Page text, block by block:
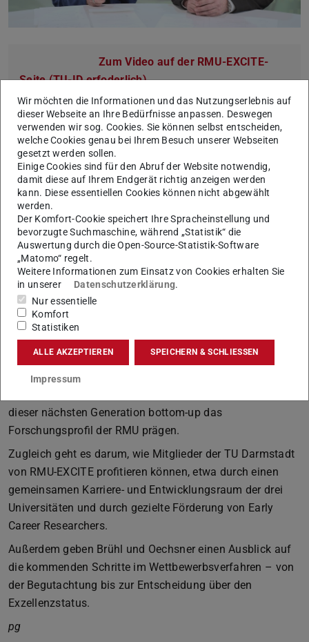
Zum Video auf der RMU-EXCITE-
Seite (TU-ID erfoderlich)
RMU-EXCITE ist der Titel des gemeinsamen Antrags von
TU Darmstadt, Goethe-Universität Frankfurt und
Johannes Gutenberg-Universität Mainz im Wettbewerb
um den Status eines Exzellenzuniversitätsverbundes.
Hinter dem Namen stehen drei Leitbegriffe: Excellence,
Collaborative und Transformative – exzellente Forschung,
enge Zusammenarbeit und ein klarer Anspruch, zur
Bewältigung großer gesellschaftlicher Transformationen
beizutragen.
Im Dialog erklären Brühl und Oechsner, warum exzellente
Disziplinarität die Voraussetzung für starke
interdisziplinäre Forschung ist und welche zentrale Rolle
dabei die „Next Generation“ spielt, von
Wissenschaftler:innen in frühen Karrierephasen bis hin zu
dieser nächsten Generation bottom-up das
Forschungsprofil der RMU prägen.
Zugleich geht es darum, wie Mitglieder der TU Darmstadt
von RMU-EXCITE profitieren können, etwa durch einen
gemeinsamen Karriere- und Entwicklungsraum der drei
Universitäten und durch gezielte Förderung von Early
Career Researchers.
Außerdem geben Brühl und Oechsner einen Ausblick auf
die kommenden Schritte im Wettbewerbsverfahren – von
der Begutachtung bis zur Entscheidung über den
Exzellenzstatus.
pg
Wir möchten die Informationen und das Nutzungserlebnis auf
dieser Webseite an Ihre Bedürfnisse anpassen. Deswegen
verwenden wir sog. Cookies. Sie können selbst entscheiden,
welche Cookies genau bei Ihrem Besuch unserer Webseiten
gesetzt werden sollen.
Einige Cookies sind für den Abruf der Website notwendig,
damit diese auf Ihrem Endgerät richtig anzeigen werden
kann. Diese essentiellen Cookies können nicht abgewählt
werden.
Der Komfort-Cookie speichert Ihre Spracheinstellung und
bevorzugte Suchmaschine, während „Statistik“ die
Auswertung durch die Open-Source-Statistik-Software
„Matomo“ regelt.
Weitere Informationen zum Einsatz von Cookies erhalten Sie
in unserer
Datenschutzerklärung.
Nur essentielle
Komfort
Statistiken
ALLE AKZEPTIEREN SPEICHERN & SCHLIESSEN
Impressum